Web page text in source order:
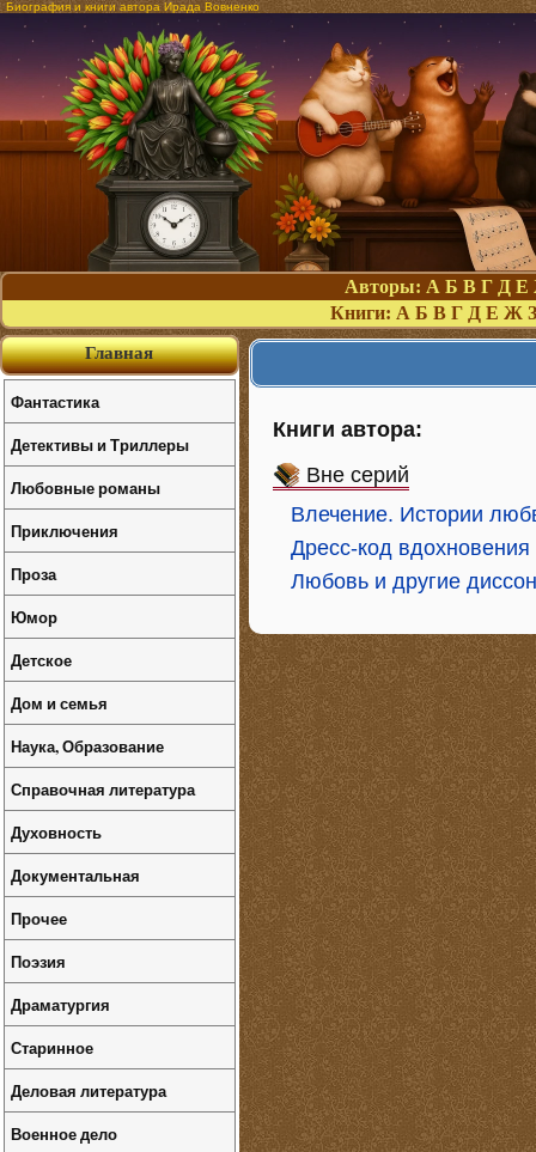
Биография и книги автора Ирада Вовненко
Авторы: А Б В Г Д Е
Книги: А Б В Г Д Е Ж З
Книги автора:
Вне серий
Влечение. Истории
Дресс-код вдохновения
Любовь и другие
Главная
Фантастика
Детективы и Триллеры
Любовные романы
Приключения
Проза
Юмор
Детское
Дом и семья
Наука, Образование
Справочная литература
Духовность
Документальная
Прочее
Поэзия
Драматургия
Старинное
Деловая литература
Военное дело